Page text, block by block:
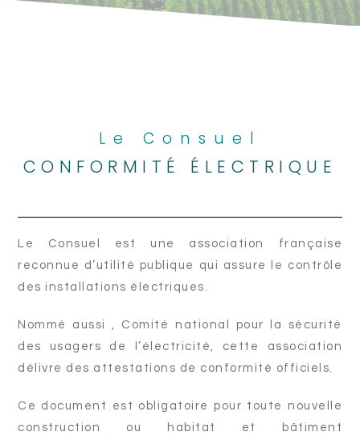
Le Consuel
CONFORMITÉ ÉLECTRIQUE
Le Consuel est une association française
reconnue d’utilité publique qui assure le contrôle
des installations électriques.
Nommé aussi , Comité national pour la sécurité
des usagers de l’électricité, cette association
délivre des attestations de conformité officiels.
Ce document est obligatoire pour toute nouvelle
construction ou habitat et bâtiment